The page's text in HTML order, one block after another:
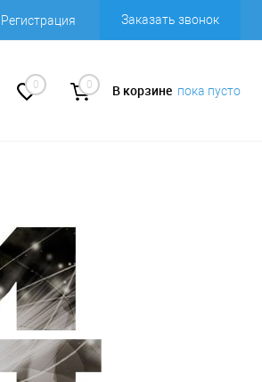
Регистрация Заказать звонок
0 0 В корзине пока пусто